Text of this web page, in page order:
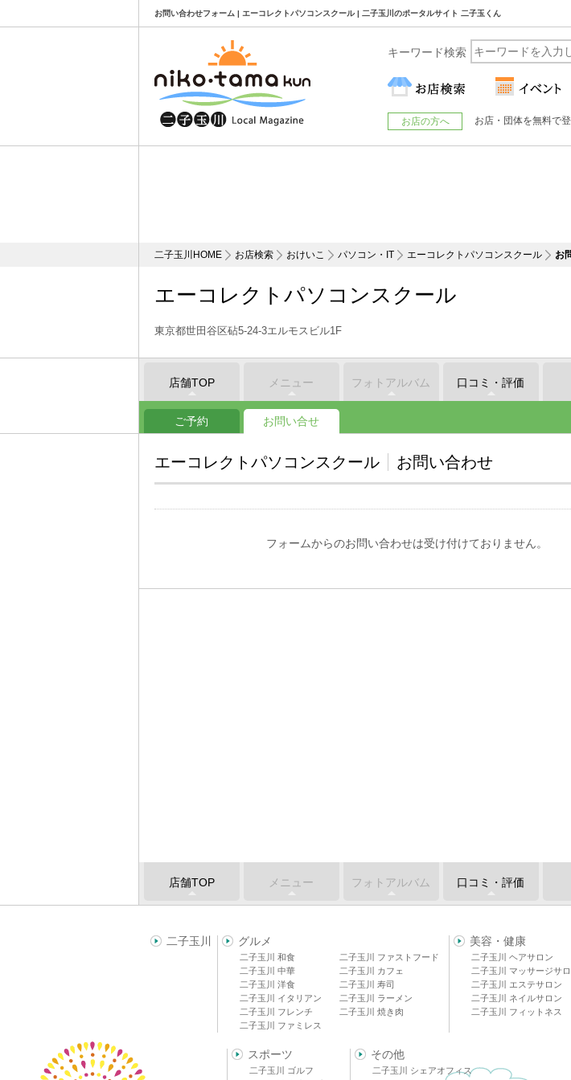
お問い合わせフォーム | エーコレクトパソコンスクール | 二子玉川のポータルサイト 二子玉くん
二子玉川HOME お店検索 おけいこ パソコン・IT エーコレクトパソコンスクール お
エーコレクトパソコンスクール
東京都世田谷区砧5-24-3エルモスビル1F
店舗TOP メニュー フォトアルバム 口コミ・評価
ご予約 お問い合せ
エーコレクトパソコンスクール お問い合わせ
フォームからのお問い合わせは受け付けておりません。
店舗TOP メニュー フォトアルバム 口コミ・評価
二子玉川 グルメ
二子玉川 和食
二子玉川 中華
二子玉川 洋食
二子玉川 イタリアン
二子玉川 フレンチ
二子玉川 ファミレス
二子玉川 ファストフード
二子玉川 カフェ
二子玉川 寿司
二子玉川 ラーメン
二子玉川 焼き肉
美容・健康
二子玉川 ヘアサロン
二子玉川 マッサージサ
二子玉川 エステサロン
二子玉川 ネイルサロン
二子玉川 フィットネス
スポーツ
二子玉川 ゴルフ
その他
二子玉川 シェアオフィス
キーワード検索
お店の方へ お店・団体を無料で